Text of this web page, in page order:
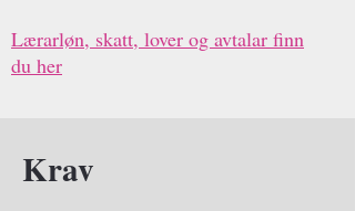
Lærarløn, skatt, lover og avtalar finn
du her
Krav